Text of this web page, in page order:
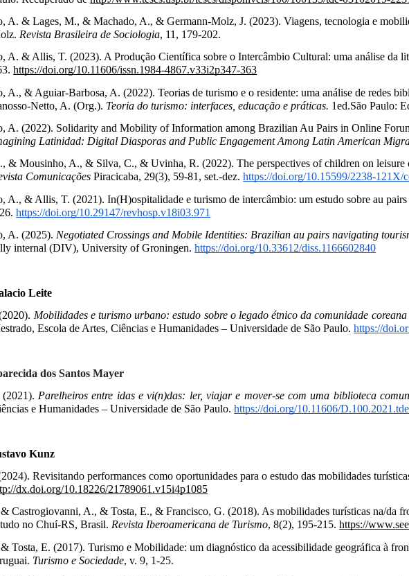
A. & Lages, M., & Machado, A., & Germann-Molz, J. (2023). Viagens, tecnologia e
Revista Brasileira de Sociologia, 11, 179-202.
A. & Allis, T. (2023). A Produção Científica sobre o Intercâmbio Cultural: uma análise da
https://doi.org/10.11606/issn.1984-4867.v33i2p347-363
A., & Aguiar-Barbosa, A. (2022). Teorias de turismo e o residente: uma análise de redes
Netto, A. (Org.). Teoria do turismo: interfaces, educação e práticas. 1ed.São Paulo:
Latinidad: Digital Diasporas and Public Engagement Among Latin American
Comunicações Piracicaba, 29(3), 59-81, set.-dez. https://doi.org/10.15599/2238-121X/
A., & Allis, T. (2021). In(H)ospitalidade e turismo de intercâmbio: um estudo sobre au
https://doi.org/10.29147/revhosp.v18i03.971
A. (2025). Negotiated Crossings and Mobile Identities: Brazilian au pairs navigating
internal (DIV), University of Groningen.https://doi.org/10.33612/diss.1166602840
Leite
Mobilidades e turismo urbano: estudo sobre o legado étnico da comunidade
Escola de Artes, Ciências e Humanidades – Universidade de São Paulo. https://
dos Santos Mayer
Parelheiros entre idas e vi(n)das: ler, viajar e mover-se com uma biblioteca
e Humanidades – Universidade de São Paulo.https://doi.org/10.11606/
Kunz
Revisitando performances como oportunidades para o estudo das mobilidades
dx.doi.org/10.18226/21789061.v15i4p1085
Castrogiovanni, A., & Tosta, E., & Francisco, G. (2018). As mobilidades turísticas na/da
no Chuí-RS, Brasil. Revista Iberoamericana de Turismo, 8(2), 195-215. https://
Tosta, E. (2017). Turismo e Mobilidade: um diagnóstico da acessibilidade geográfica à
Turismo e Sociedade, v. 9, 1-25.